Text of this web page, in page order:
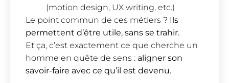
(motion design, UX writing, etc.)
Le point commun de ces métiers ? Ils
permettent d’être utile, sans se trahir.
Et ça, c’est exactement ce que cherche un
homme en quête de sens : aligner son
savoir-faire avec ce qu’il est devenu.